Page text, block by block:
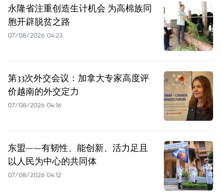
永隆省注重创造生计机会 为高棉族同
胞开辟脱贫之路
07/08/2026 04:23
第33次外交会议：加拿大专家高度评
价越南的外交定力
07/08/2026 04:16
东盟——有韧性、能创新、活力足且
以人民为中心的共同体
07/08/2026 04:12